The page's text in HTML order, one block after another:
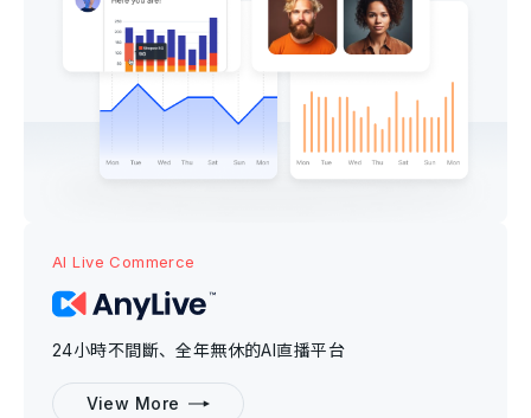
AI Live Commerce
24小時不間斷、全年無休的AI直播平台
View More